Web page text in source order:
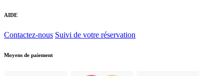
AIDE
Contactez-nous Suivi de votre réservation
Moyens de paiement